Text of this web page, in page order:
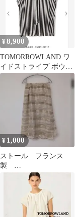
¥8,900
TOMORROWLAND ワ
イドストライプ ボウタ
イブラウス
¥ 1,000
ストール フランス
製
TOMORROWLAND